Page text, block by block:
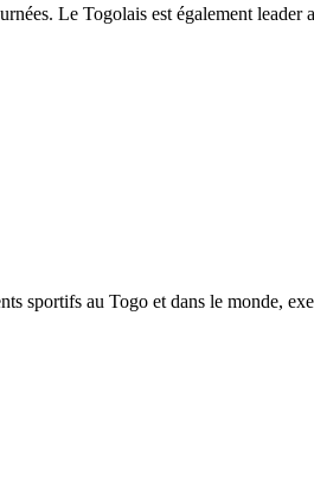
Le Togolais est également leader
sportifs au Togo et dans le monde,